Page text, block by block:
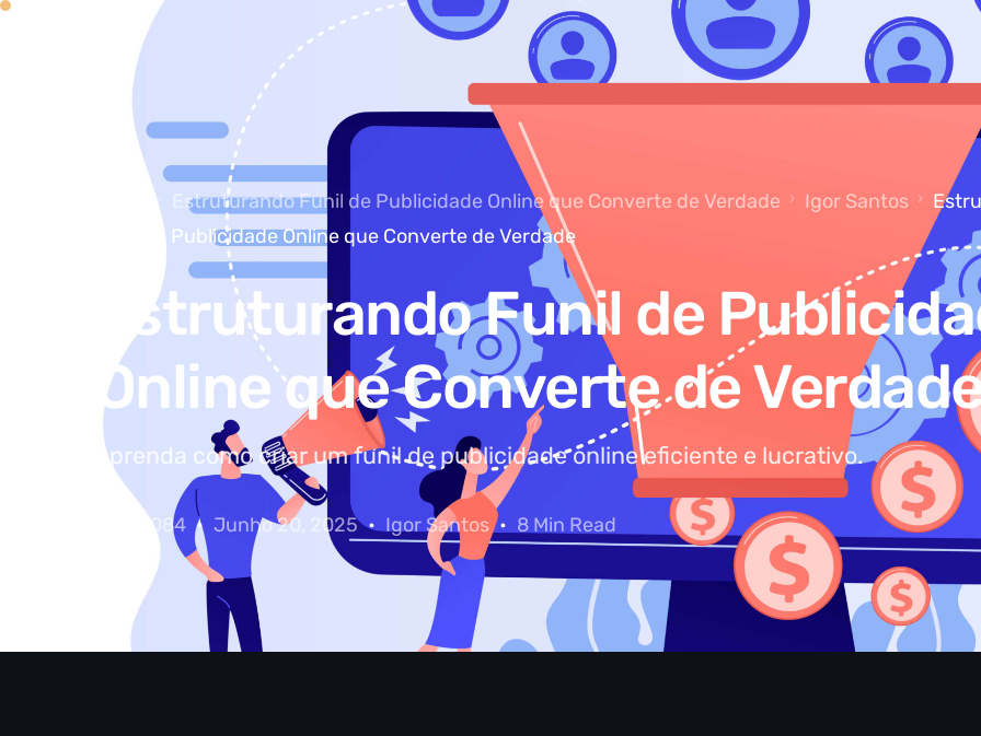
Estruturando Funil de Publicidade Online que Converte de Verdade Igor Santos
Funil de Publicidade Online que Converte de Verdade
Estruturando Funil de
Online que Converte de
Aprenda como criar um funil de publicidade online eficiente e lucrativo.
mclab084 Junho 20, 2025 Igor Santos 8 Min Read